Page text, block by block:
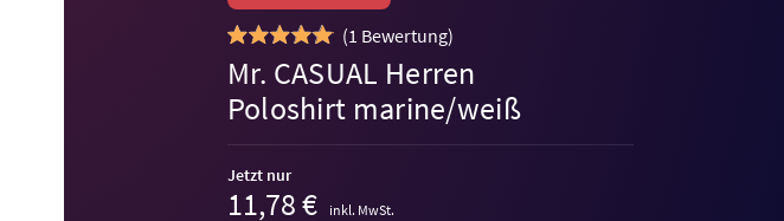
(1 Bewertung)
Mr. CASUAL Herren
Poloshirt marine/weiß
Jetzt nur
11,78 € inkl. MwSt.